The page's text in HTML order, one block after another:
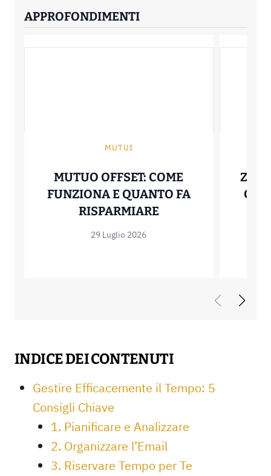
APPROFONDIMENTI
MUTUI
MUTUO OFFSET: COME
FUNZIONA E QUANTO FA
RISPARMIAREMUTUO OFFSET:
29 Luglio 2026
INDICE DEI CONTENUTI
Gestire Efficacemente il Tempo: 5
Consigli Chiave
1. Pianificare e Analizzare
2. Organizzare l’Email
3. Riservare Tempo per Te